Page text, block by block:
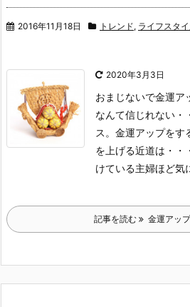
2016年11月18日 トレンド, ライフスタ
2020年3月3日
おまじないで金運ア
なんて信じれない・
ス。 金運アップをす
を上げる近道は・・
けている主婦ほど気
記事を読む 金運アッ